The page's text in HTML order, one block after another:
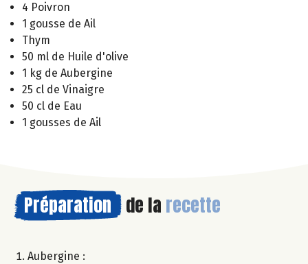
4 Poivron
1 gousse de Ail
Thym
50 ml de Huile d'olive
1 kg de Aubergine
25 cl de Vinaigre
50 cl de Eau
1 gousses de Ail
Préparation de la recette
Aubergine :